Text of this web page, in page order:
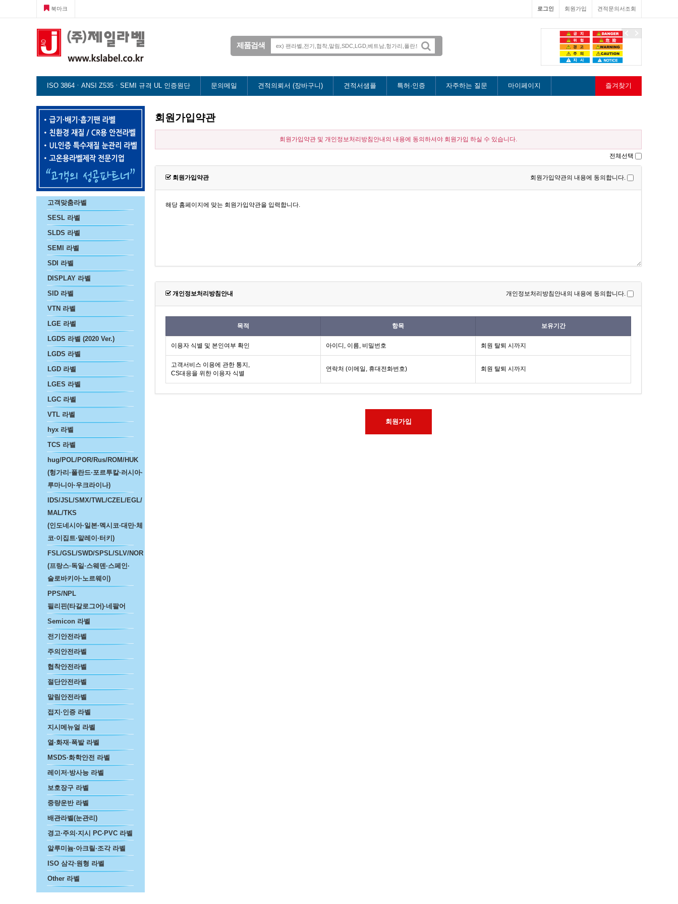
북마크 견적문의서조회
회원가입
로그인
제품검색
ISO 3864ㆍANSI Z535ㆍSEMI 규격 UL 인증원단 문의메일 견적의뢰서 (장바구니) 견적서샘플 특허·인증 자주하는 질문 마이페이지 즐겨찾기
고객맞춤라벨
SESL 라벨
SLDS 라벨
SEMI 라벨
SDI 라벨
DISPLAY 라벨
SID 라벨
VTN 라벨
LGE 라벨
LGDS 라벨 (2020 Ver.)
LGDS 라벨
LGD 라벨
LGES 라벨
LGC 라벨
VTL 라벨
hyx 라벨
TCS 라벨
hug/POL/POR/Rus/ROM/HUK
(헝가리·폴란드·포르투칼·러시아·
루마니아·우크라이나)
IDS/JSL/SMX/TWL/CZEL/EGL/
MAL/TKS
(인도네시아·일본·멕시코·대만·체
코·이집트·말레이·터키)
FSL/GSL/SWD/SPSL/SLV/NOR
(프랑스·독일·스웨덴·스페인·
슬로바키아·노르웨이)
PPS/NPL
필리핀(타갈로그어)·네팔어
Semicon 라벨
전기안전라벨
주의안전라벨
협착안전라벨
절단안전라벨
말림안전라벨
접지·인증 라벨
지시메뉴얼 라벨
열·화재·폭발 라벨
MSDS·화학안전 라벨
레이저·방사능 라벨
보호장구 라벨
중량운반 라벨
배관라벨(눈관리)
경고·주의·지시 PC·PVC 라벨
알루미늄·아크릴·조각 라벨
ISO 삼각·원형 라벨
Other 라벨
회원가입약관
회원가입약관 및 개인정보처리방침안내의 내용에 동의하셔야 회원가입 하실 수 있습니다.
전체선택
회원가입약관 회원가입약관의 내용에 동의합니다.
개인정보처리방침안내
목적 항목 보유기간
이용자 식별 및 본인여부 확인 아이디, 이름, 비밀번호 회원 탈퇴 시까지
고객서비스 이용에 관한 통지,
CS대응을 위한 이용자 식별
연락처 (이메일, 휴대전화번호) 회원 탈퇴 시까지
개인정보처리방침안내의 내용에 동의합니다.